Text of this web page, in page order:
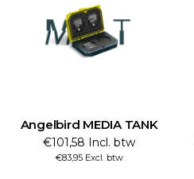
Angelbird MEDIA TANK
€101,58 Incl. btw
€83,95 Excl. btw